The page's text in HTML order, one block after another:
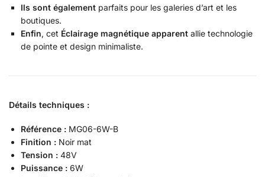
Ils sont également parfaits pour les galeries d’art et les
boutiques.
Enfin, cet Éclairage magnétique apparent allie technologie
de pointe et design minimaliste.
Détails techniques :
Référence : MG06-6W-B
Finition : Noir mat
Tension : 48V
Puissance : 6W